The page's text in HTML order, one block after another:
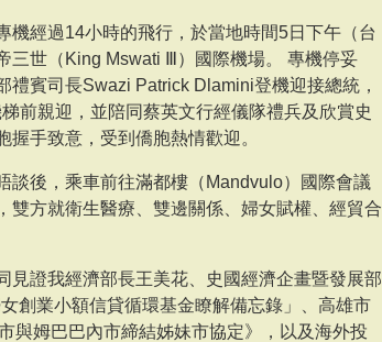
經過14小時的飛行，於當地時間5日下午（台
三世（King Mswati Ⅲ）國際機場。 專機停妥
賓司長Swazi Patrick Dlamini登機迎接總統，
前親迎，並陪同蔡英文行經儀隊禮兵及欣賞史
握手致意，受到僑胞熱情歡迎。
談後，乘車前往滿都樓（Mandvulo）國際會議
雙方就衛生醫療、雙邊關係、婦女賦權、經貿合
見證我經濟部長王美花、史國經濟企畫暨發展部
創業小額信貸循環基金瞭解備忘錄」、高雄市
與姆巴巴內市締結姊妹市協定》，以及海外投